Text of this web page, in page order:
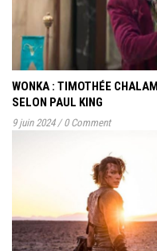
WONKA : TIMOTHÉE
SELON PAUL KING
9 juin 2024 / 0 Comment